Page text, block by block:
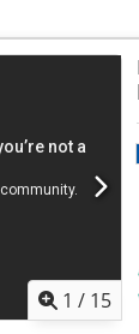
1 / 15